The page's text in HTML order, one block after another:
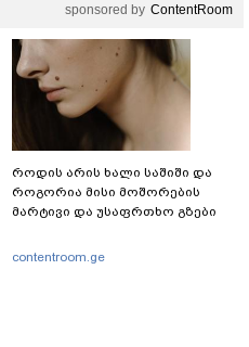
sponsored by ContentRoom
როდის არის ხალი საშიში და
როგორია მისი მოშორების
მარტივი და უსაფრთხო გზები
contentroom.ge